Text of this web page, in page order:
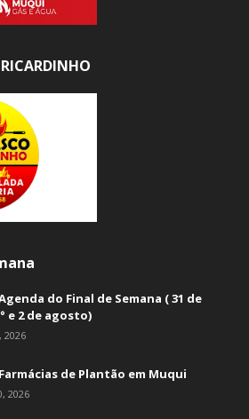
RICARDINHO
do Final de Semana ( 31 de
e 2 de agosto)
2026
de Plantão em Muqui
2026